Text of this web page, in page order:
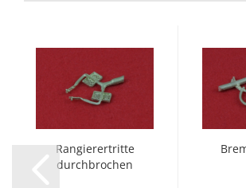
Rangierertritte
durchbrochen